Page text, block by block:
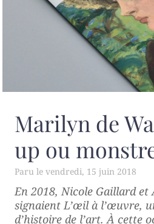
Marilyn de
up ou
vendredi, 15 juin 2018
En 2018, Nicole Gaillard et
signaient L’œil à l’œuvre,
d’histoire de l’art. À cette